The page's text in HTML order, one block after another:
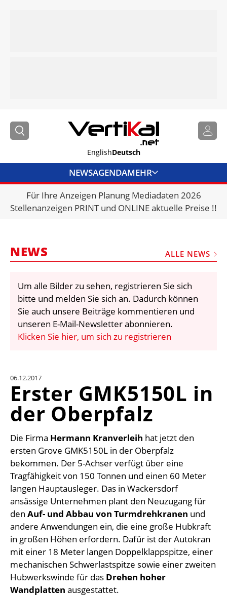
EnglishDeutsch
NEWSAGENDAMEHR
BRANCHENLINKS
VERMIETER
VIDEOS
BIBLIOTHEK
KRAN & BÜHNE
KONTAKT
Für Ihre Anzeigen Planung Mediadaten 2026
Stellenanzeigen PRINT und ONLINE aktuelle Preise !!
NEWS ALLE NEWS
Um alle Bilder zu sehen, registrieren Sie sich
bitte und melden Sie sich an. Dadurch können
Sie auch unsere Beiträge kommentieren und
unseren E-Mail-Newsletter abonnieren.
Klicken Sie hier, um sich zu registrieren
06.12.2017
Erster GMK5150L in
der Oberpfalz
Die Firma Hermann Kranverleih hat jetzt den
ersten Grove GMK5150L in der Oberpfalz
bekommen. Der 5-Achser verfügt über eine
Tragfähigkeit von 150 Tonnen und einen 60 Meter
langen Hauptausleger. Das in Wackersdorf
ansässige Unternehmen plant den Neuzugang für
den Auf- und Abbau von Turmdrehkranen und
andere Anwendungen ein, die eine große Hubkraft
in großen Höhen erfordern. Dafür ist der Autokran
mit einer 18 Meter langen Doppelklappspitze, einer
mechanischen Schwerlastspitze sowie einer zweiten
Hubwerkswinde für das Drehen hoher
Wandplatten ausgestattet.